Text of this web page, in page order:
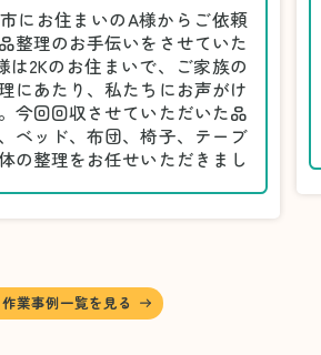
にお住まいのA様からご依頼
整理のお手伝いをさせていた
は2Kのお住まいで、ご家族の
にあたり、私たちにお声がけ
今回回収させていただいた品
ベッド、布団、椅子、テーブ
の整理をお任せいただきまし
。
く進めてくれて助かりまし
作業事例一覧を見る